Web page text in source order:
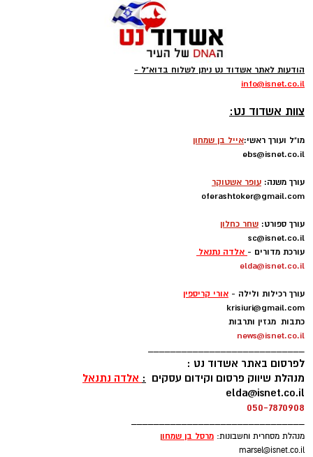
הודעות לאתר אשדוד נט ניתן לשלוח בדוא"ל -
info@isnet.co.il
צוות אשדוד נט:
מו"ל ועורך ראשי:אייל בן שמחון
ebs@isnet.co.il
עורך משנה: עופר אשטוקר
oferashtoker@gmail.com
עורך ספורט: שחר כחלון
sc@isnet.co.il
עורכת מדורים - אלדה נתנאל
elda@isnet.co.il
עורך רכילות ולילה - אורי קריספין
krisiuri@gmail.com
כתבות מגזין ותרבות
news@isnet.co.il
____________________________
לפרסום באתר אשדוד נט :
מנהלת שיווק פרסום וקידום עסקים : אלדה נתנאל
elda@isnet.co.il
050-7870908
_______________________________
מנהלת מסחרית וחשבונות: מרסל בן שמחון
marsel@isnet.co.il